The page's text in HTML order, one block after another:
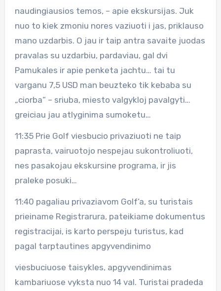
naudingiausios temos, – apie ekskursijas. Juk
nuo to kiek zmoniu nores vaziuoti i jas, priklauso
mano uzdarbis. O jau ir taip antra savaite juodas
pravalas su uzdarbiu, pardaviau, gal dvi
Pamukales ir apie penketa jachtu… tai tu
varganu 7,5 USD man beuzteko tik kebaba su
„ciorba“ – sriuba, miesto valgykloj pavalgyti…
greiciau jau atlyginima sumoketu…
11:35 Prie Golf viesbucio privaziuoti ne taip
paprasta, vairuotojo nespejau sukontroliuoti,
nes pasakojau ekskursine programa, ir jis
praleke posuki…
11:40 pagaliau privaziavom Golf‘a, su turistais
prieiname Registrarura, pateikiame dokumentus
registracijai, is karto perspeju turistus, kad
pagal tarptautines apgyvendinimo
viesbuciuose taisykles, apgyvendinimas
kambariuose vyksta nuo 14 val. Turistai pradeda